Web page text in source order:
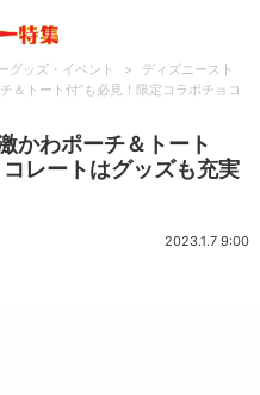
グッズ・イベント >
ディズニースト
＆トート付”も必見！限定コラボチョコ
かわポーチ＆トート
レートはグッズも充実
2023.1.7 9:00